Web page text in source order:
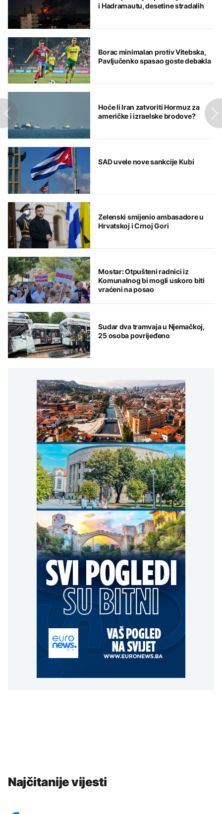
i Hadramautu, desetine stradalih
Borac minimalan protiv Vitebska,
Pavljučenko spasao goste debakla
Hoće li Iran zatvoriti Hormuz za
američke i izraelske brodove?
SAD uvele nove sankcije Kubi
Zelenski smijenio ambasadore u
Hrvatskoj i Crnoj Gori
Mostar: Otpušteni radnici iz
Komunalnog bi mogli uskoro biti
vraćeni na posao
Sudar dva tramvaja u Njemačkoj,
25 osoba povrijeđeno
Najčitanije vijesti